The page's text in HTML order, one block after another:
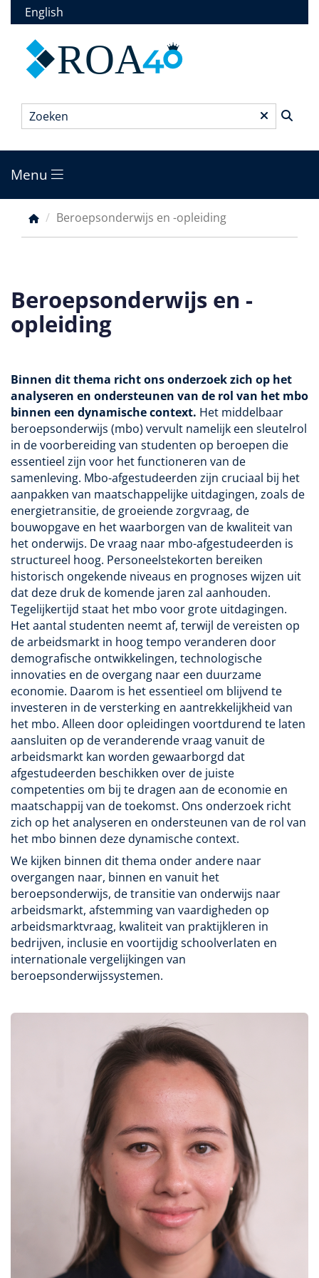
Overslaan
en
inhoud
English
ROA
Zoeken*
Main
menu
Menu
Kruimelpad
Beroepsonderwijs en -opleiding
Beroepsonderwijs en -
opleiding
Binnen dit thema richt ons onderzoek zich op het
analyseren en ondersteunen van de rol van het mbo
binnen een dynamische context. Het middelbaar
beroepsonderwijs (mbo) vervult namelijk een sleutelrol
in de voorbereiding van studenten op beroepen die
essentieel zijn voor het functioneren van de
samenleving. Mbo-afgestudeerden zijn cruciaal bij het
aanpakken van maatschappelijke uitdagingen, zoals de
energietransitie, de groeiende zorgvraag, de
bouwopgave en het waarborgen van de kwaliteit van
het onderwijs. De vraag naar mbo-afgestudeerden is
structureel hoog. Personeelstekorten bereiken
historisch ongekende niveaus en prognoses wijzen uit
dat deze druk de komende jaren zal aanhouden.
Tegelijkertijd staat het mbo voor grote uitdagingen.
Het aantal studenten neemt af, terwijl de vereisten op
de arbeidsmarkt in hoog tempo veranderen door
demografische ontwikkelingen, technologische
innovaties en de overgang naar een duurzame
economie. Daarom is het essentieel om blijvend te
investeren in de versterking en aantrekkelijkheid van
het mbo. Alleen door opleidingen voortdurend te laten
aansluiten op de veranderende vraag vanuit de
arbeidsmarkt kan worden gewaarborgd dat
afgestudeerden beschikken over de juiste
competenties om bij te dragen aan de economie en
maatschappij van de toekomst. Ons onderzoek richt
zich op het analyseren en ondersteunen van de rol van
het mbo binnen deze dynamische context.
We kijken binnen dit thema onder andere naar
overgangen naar, binnen en vanuit het
beroepsonderwijs, de transitie van onderwijs naar
arbeidsmarkt, afstemming van vaardigheden op
arbeidsmarktvraag, kwaliteit van praktijkleren in
bedrijven, inclusie en voortijdig schoolverlaten en
internationale vergelijkingen van
beroepsonderwijssystemen.